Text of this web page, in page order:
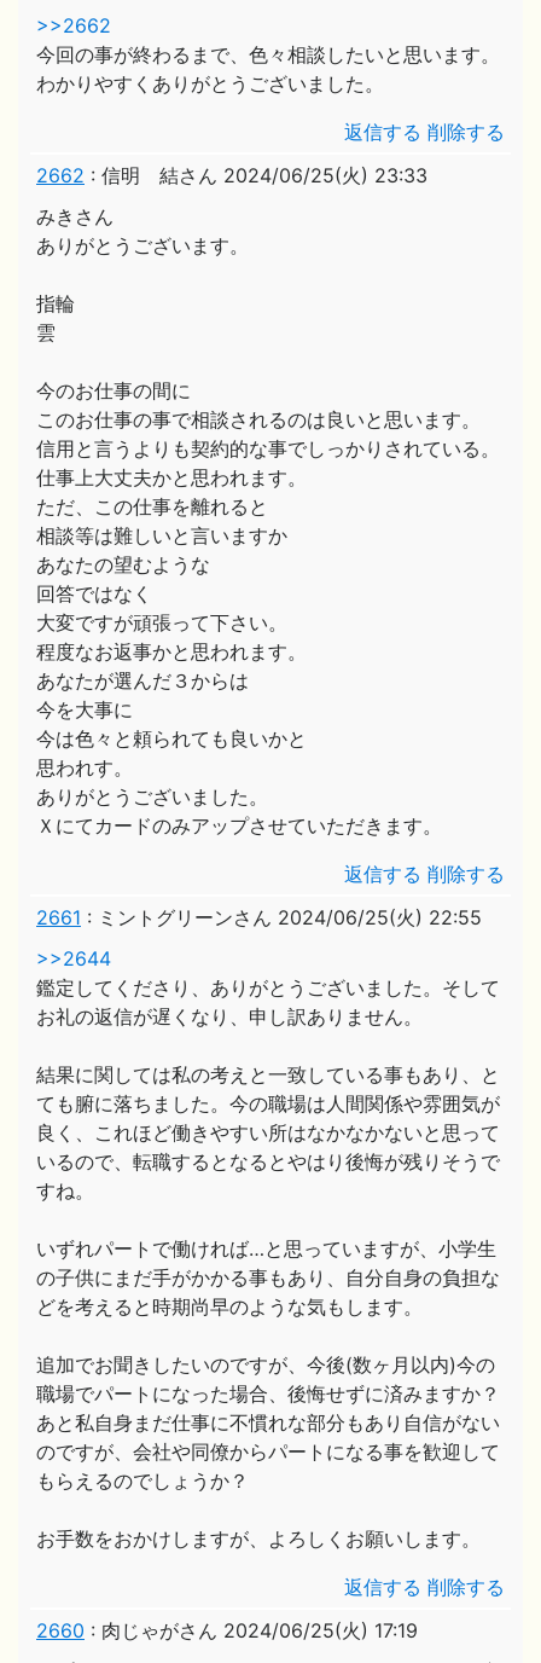
>>2662
今回の事が終わるまで、色々相談したいと思います。
わかりやすくありがとうございました。
返信する 削除する
2662 : 信明 結さん 2024/06/25(火) 23:33
みきさん
ありがとうございます。
指輪
雲
今のお仕事の間に
このお仕事の事で相談されるのは良いと思います。
信用と言うよりも契約的な事でしっかりされている。
仕事上大丈夫かと思われます。
ただ、この仕事を離れると
相談等は難しいと言いますか
あなたの望むような
回答ではなく
大変ですが頑張って下さい。
程度なお返事かと思われます。
あなたが選んだ３からは
今を大事に
今は色々と頼られても良いかと
思われす。
ありがとうございました。
Ｘにてカードのみアップさせていただきます。
返信する 削除する
2661 : ミントグリーンさん 2024/06/25(火) 22:55
>>2644
鑑定してくださり、ありがとうございました。そして
お礼の返信が遅くなり、申し訳ありません。
結果に関しては私の考えと一致している事もあり、と
ても腑に落ちました。今の職場は人間関係や雰囲気が
良く、これほど働きやすい所はなかなかないと思って
いるので、転職するとなるとやはり後悔が残りそうで
すね。
いずれパートで働ければ…と思っていますが、小学生
の子供にまだ手がかかる事もあり、自分自身の負担な
どを考えると時期尚早のような気もします。
追加でお聞きしたいのですが、今後(数ヶ月以内)今の
職場でパートになった場合、後悔せずに済みますか？
あと私自身まだ仕事に不慣れな部分もあり自信がない
のですが、会社や同僚からパートになる事を歓迎して
もらえるのでしょうか？
お手数をおかけしますが、よろしくお願いします。
返信する 削除する
2660 : 肉じゃがさん 2024/06/25(火) 17:19